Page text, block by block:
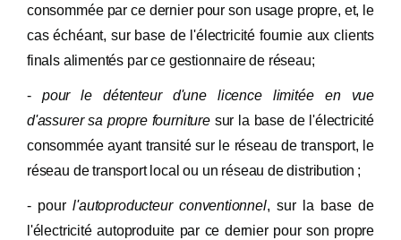
consommée par ce dernier pour son usage propre, et, le
cas échéant, sur base de l'électricité fournie aux clients
finals alimentés par ce gestionnaire de réseau;
- pour le détenteur d'une licence limitée en vue
d'assurer sa propre fournituresur la base de l'électricité
consommée ayant transité sur le réseau de transport, le
réseau de transport local ou un réseau de distribution ;
- pourl'autoproducteur conventionnel, sur la base de
l'électricité autoproduite par ce dernier pour son propre